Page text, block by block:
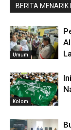
BERITA MENARIK
Umum
Kolom